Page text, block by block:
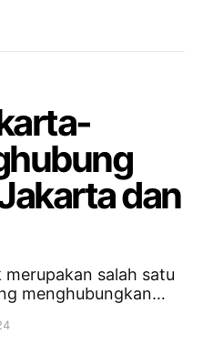
dan
salah satu
menghubungkan…